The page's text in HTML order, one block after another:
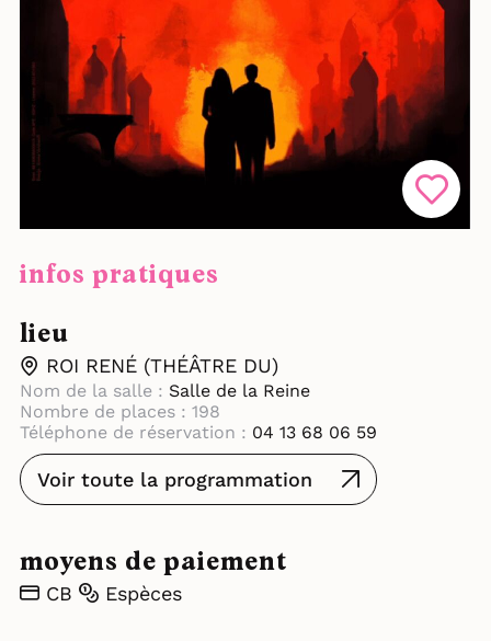
infos pratiques
lieu
ROI RENÉ (THÉÂTRE DU)
Nom de la salle : Salle de la Reine
Nombre de places : 198
Téléphone de réservation : 04 13 68 06 59
Voir toute la programmation
moyens de paiement
CB Espèces